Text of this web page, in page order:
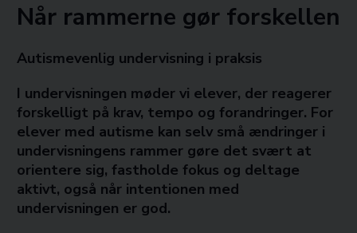
Når rammerne gør forskellen
Autismevenlig undervisning i praksis
I undervisningen møder vi elever, der reagerer
forskelligt på krav, tempo og forandringer. For
elever med autisme kan selv små ændringer i
undervisningens rammer gøre det svært at
orientere sig, fastholde fokus og deltage
aktivt, også når intentionen med
undervisningen er god.